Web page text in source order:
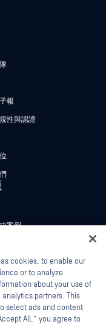
報
性與認證
案例
會
cookies, to enable our
or to analyze
about your use of
partners. This
select ads and content
All,” you agree to
virtual assistant.
what's critical